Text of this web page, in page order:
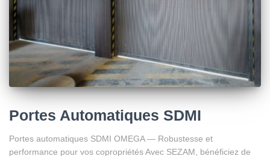
Portes Automatiques SDMI
Portes automatiques SDMI OMEGA — Robustesse et
performance pour vos copropriétés Avec SEZAM, bénéficiez de